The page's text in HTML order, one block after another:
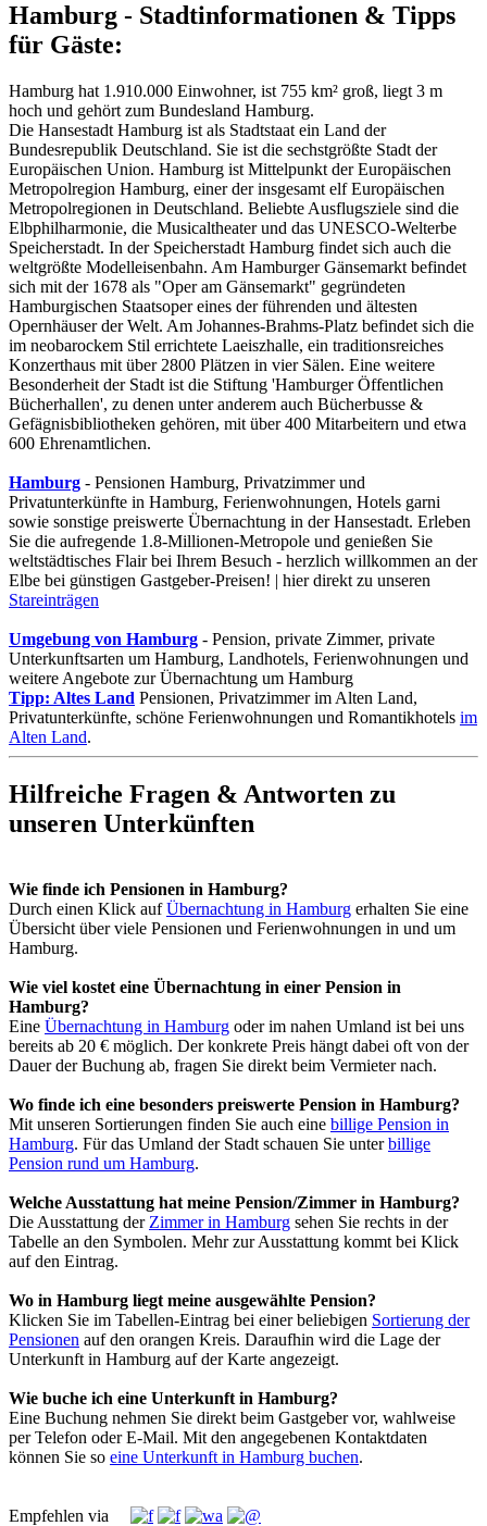
Hamburg - Stadtinformationen & Tipps
für Gäste:
Hamburg hat 1.910.000 Einwohner, ist 755 km² groß, liegt 3 m
hoch und gehört zum Bundesland Hamburg.
Die Hansestadt Hamburg ist als Stadtstaat ein Land der
Bundesrepublik Deutschland. Sie ist die sechstgrößte Stadt der
Europäischen Union. Hamburg ist Mittelpunkt der Europäischen
Metropolregion Hamburg, einer der insgesamt elf Europäischen
Metropolregionen in Deutschland. Beliebte Ausflugsziele sind die
Elbphilharmonie, die Musicaltheater und das UNESCO-Welterbe
Speicherstadt. In der Speicherstadt Hamburg findet sich auch die
weltgrößte Modelleisenbahn. Am Hamburger Gänsemarkt befindet
sich mit der 1678 als "Oper am Gänsemarkt" gegründeten
Hamburgischen Staatsoper eines der führenden und ältesten
Opernhäuser der Welt. Am Johannes-Brahms-Platz befindet sich die
im neobarockem Stil errichtete Laeiszhalle, ein traditionsreiches
Konzerthaus mit über 2800 Plätzen in vier Sälen. Eine weitere
Besonderheit der Stadt ist die Stiftung 'Hamburger Öffentlichen
Bücherhallen', zu denen unter anderem auch Bücherbusse &
Gefägnisbibliotheken gehören, mit über 400 Mitarbeitern und etwa
600 Ehrenamtlichen.
Hamburg - Pensionen Hamburg, Privatzimmer und
Privatunterkünfte in Hamburg, Ferienwohnungen, Hotels garni
sowie sonstige preiswerte Übernachtung in der Hansestadt. Erleben
Sie die aufregende 1.8-Millionen-Metropole und genießen Sie
weltstädtisches Flair bei Ihrem Besuch - herzlich willkommen an der
Elbe bei günstigen Gastgeber-Preisen! | hier direkt zu unseren
Stareinträgen
Umgebung von Hamburg - Pension, private Zimmer, private
Unterkunftsarten um Hamburg, Landhotels, Ferienwohnungen und
weitere Angebote zur Übernachtung um Hamburg
Tipp: Altes Land Pensionen, Privatzimmer im Alten Land,
Privatunterkünfte, schöne Ferienwohnungen und Romantikhotels im
Alten Land.
Hilfreiche Fragen & Antworten zu
unseren Unterkünften
Wie finde ich Pensionen in Hamburg?
Durch einen Klick aufÜbernachtung in Hamburg erhalten Sie eine
Übersicht über viele Pensionen und Ferienwohnungen in und um
Hamburg.
Wie viel kostet eine Übernachtung in einer Pension in
Hamburg?
Eine Übernachtung in Hamburg oder im nahen Umland ist bei uns
bereits ab 20 € möglich. Der konkrete Preis hängt dabei oft von der
Dauer der Buchung ab, fragen Sie direkt beim Vermieter nach.
Wo finde ich eine besonders preiswerte Pension in Hamburg?
Mit unseren Sortierungen finden Sie auch eine billige Pension in
Hamburg. Für das Umland der Stadt schauen Sie unterbillige
Pension rund um Hamburg.
Welche Ausstattung hat meine Pension/Zimmer in Hamburg?
Die Ausstattung der Zimmer in Hamburg sehen Sie rechts in der
Tabelle an den Symbolen. Mehr zur Ausstattung kommt bei Klick
auf den Eintrag.
Wo in Hamburg liegt meine ausgewählte Pension?
Klicken Sie im Tabellen-Eintrag bei einer beliebigen Sortierung der
Pensionen auf den orangen Kreis. Daraufhin wird die Lage der
Unterkunft in Hamburg auf der Karte angezeigt.
Wie buche ich eine Unterkunft in Hamburg?
Eine Buchung nehmen Sie direkt beim Gastgeber vor, wahlweise
per Telefon oder E-Mail. Mit den angegebenen Kontaktdaten
können Sie so eine Unterkunft in Hamburg buchen.
Empfehlen via